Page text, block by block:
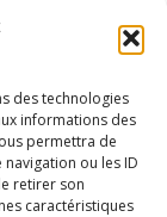
des technologies
informations des
permettra de
ou les ID
retirer son
caractéristiques